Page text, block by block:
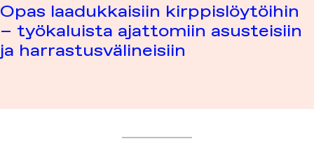
Opas laadukkaisiin kirppislöytöihin
– työkaluista ajattomiin asusteisiin
ja harrastusvälineisiin